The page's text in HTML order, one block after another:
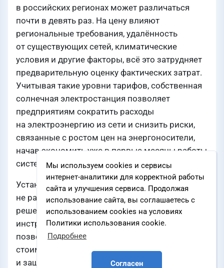
Мы используем cookies и сервисы
интернет-аналитики для корректной работы
сайта и улучшения сервиса. Продолжая
использование сайта, вы соглашаетесь с
использованием cookies на условиях
Политики использования cookie.
Подробнее
Согласен
в российских регионах может различаться
почти в девять раз. На цену влияют
региональные требования, удалённость
от существующих сетей, климатические
условия и другие факторы, всё это затрудняет
предварительную оценку фактических затрат.
Учитывая такие уровни тарифов, собственная
солнечная электростанция позволяет
предприятиям сократить расходы
на электроэнергию из сети и снизить риски,
связанные с ростом цен на энергоносители,
начав экономить уже в первые месяцы работы
системы.
Установка солнечных панелей уже
не рассматривается как экспериментальное
решение. Это полноценный финансовый
инструмент с чёткой экономической моделью,
позволяющий компаниям зафиксировать
стоимость киловатт-часа на ближайшие 30 лет
и защитить свой бюджет от постоянного роста